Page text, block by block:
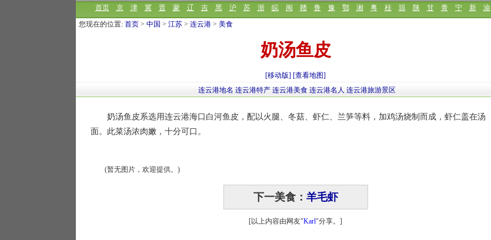
首页 京 津 冀 晋 蒙 辽 吉 黑 沪 苏 浙 皖 闽 赣 鲁 豫 鄂 湘 粤 桂 琼 陕 甘 青 宁 新 渝
您现在的位置: 首页> 中国 > 江苏> 连云港> 美食
奶汤鱼皮
[移动版] [查看地图]
连云港地名 连云港特产 连云港美食 连云港名人 连云港旅游景区
奶汤鱼皮系选用连云港海口白河鱼皮，配以火腿、冬菇、虾仁、兰笋等料，加鸡汤烧制而成，虾仁盖在汤
面。此菜汤浓肉嫩，十分可口。
(暂无图片，欢迎提供。)
下一美食： 羊毛虾
[以上内容由网友"Karl"分享。]